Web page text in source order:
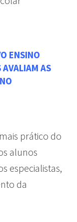
ENSINO
AVALIAM AS
prático do
alunos
especialistas,
da